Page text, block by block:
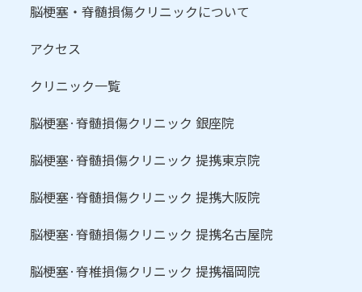
脳梗塞・脊髄損傷クリニックについて
アクセス
クリニック一覧
脳梗塞·脊髄損傷クリニック 銀座院
脳梗塞·脊髄損傷クリニック 提携東京院
脳梗塞·脊髄損傷クリニック 提携大阪院
脳梗塞·脊髄損傷クリニック 提携名古屋院
脳梗塞·脊椎損傷クリニック 提携福岡院